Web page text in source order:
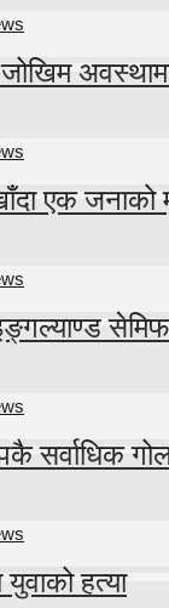
एक जनाको
सर्वाधिक
युवाको हत्या